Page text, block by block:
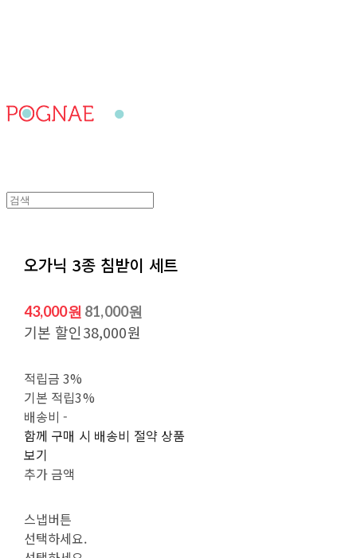
오가닉 3종 침받이 세트
43,000원 81,000원
기본 할인38,000원
적립금 3%
기본 적립3%
배송비-
함께 구매 시 배송비 절약 상품
보기
추가 금액
스냅버튼
선택하세요.